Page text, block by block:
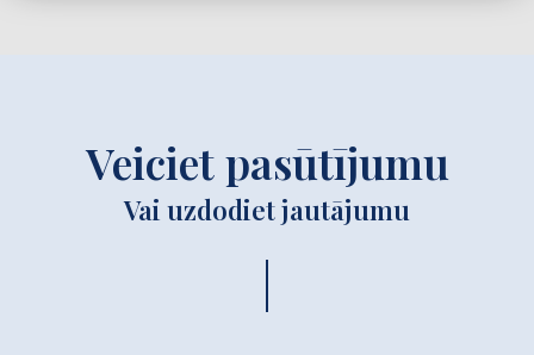
Veiciet pasūtījumu
Vai uzdodiet jautājumu